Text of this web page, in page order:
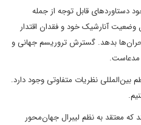
دستاوردهای قابل توجه از جمله
وضعیت آنارشیک خود و فقدان اقتدار
بدهد. گسترش تروریسم جهانی و
مدعاست.
بین‌المللی نظریات متفاوتی وجود دارد.
که معتقد به نظم لیبرال جهان‌محور